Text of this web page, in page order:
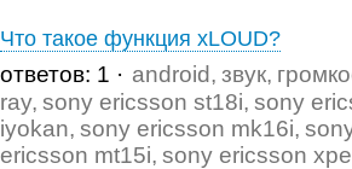
Что такое функция xLOUD?
ответов: 1 android звук
ray sony ericsson st18i sony
iyokan sony ericsson mk16i
ericsson mt15i sony ericsson